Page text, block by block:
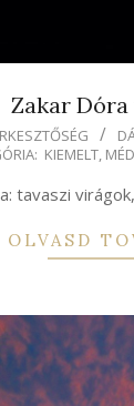
Zakar
KIEMELT,
tavaszi
OLVASD